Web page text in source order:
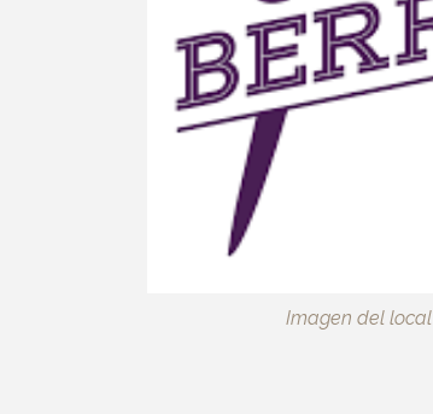
Imagen del local